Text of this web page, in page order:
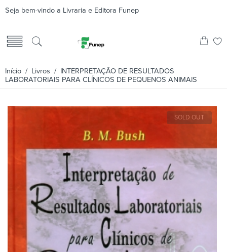
Seja bem-vindo a Livraria e Editora Funep
Início / Livros / INTERPRETAÇÃO DE RESULTADOS
LABORATORIAIS PARA CLÍNICOS DE PEQUENOS ANIMAIS
SOLD OUT